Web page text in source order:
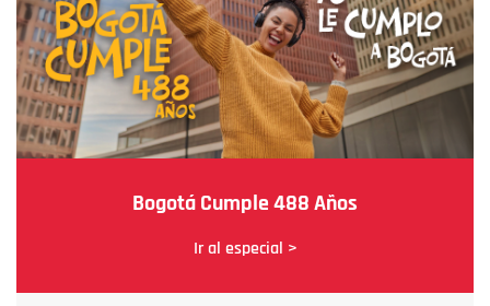
Bogotá Cumple 488 Años
Ir al especial >